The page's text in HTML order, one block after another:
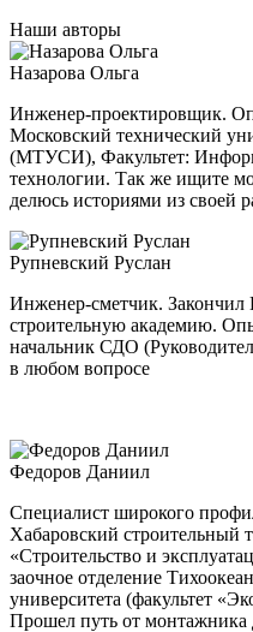
Наши авторы
Назарова Ольга
Инженер-проектировщик.
Московский технический
(МТУСИ), Факультет:
технологии. Так же ищите
делюсь историями из своей
Рупневский Руслан
Инженер-сметчик. Закончил
строительную академию.
начальник СДО
в любом вопросе
Федоров Даниил
Специалист широкого
Хабаровский строительный
«Строительство и
заочное отделение
университета (факультет
Прошел путь от монтажника